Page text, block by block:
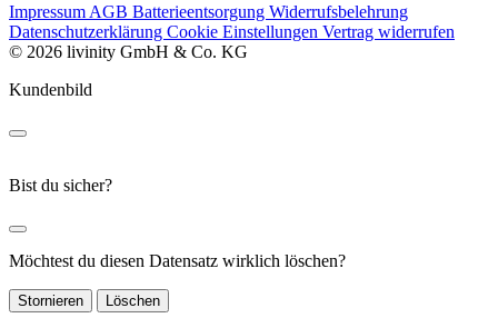
Impressum AGB Batterieentsorgung Widerrufsbelehrung
Datenschutzerklärung Cookie Einstellungen Vertrag widerrufen
© 2026 livinity GmbH & Co. KG
Kundenbild
Bist du sicher?
Möchtest du diesen Datensatz wirklich löschen?
Stornieren Löschen